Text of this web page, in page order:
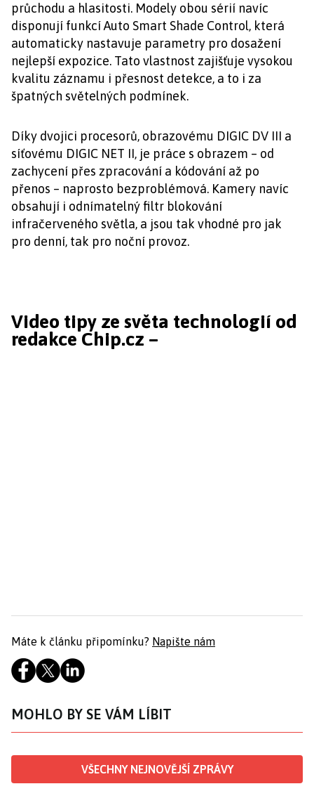
průchodu a hlasitosti. Modely obou sérií navíc
disponují funkcí Auto Smart Shade Control, která
automaticky nastavuje parametry pro dosažení
nejlepší expozice. Tato vlastnost zajišťuje vysokou
kvalitu záznamu i přesnost detekce, a to i za
špatných světelných podmínek.
Díky dvojici procesorů, obrazovému DIGIC DV III a
síťovému DIGIC NET II, je práce s obrazem – od
zachycení přes zpracování a kódování až po
přenos – naprosto bezproblémová. Kamery navíc
obsahují i odnímatelný filtr blokování
infračerveného světla, a jsou tak vhodné pro jak
pro denní, tak pro noční provoz.
Video tipy ze světa technologií od
redakce Chip.cz –
Máte k článku připomínku? Napište nám
MOHLO BY SE VÁM LÍBIT
VŠECHNY NEJNOVĚJŠÍ ZPRÁVY